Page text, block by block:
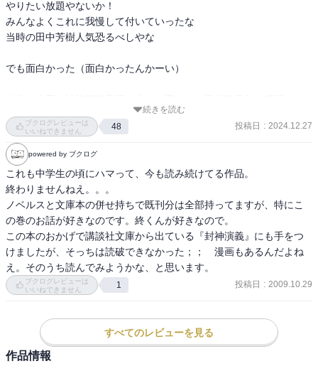
やりたい放題やないか！
みんなよくこれに我慢して付いていったな
当時の田中芳樹人気恐るべしやな
でも面白かった（面白かったんかーい）
物語なんですが、本作はその生まれ変わり前の竜王たちが宋の時代
の初期に人界で活躍する物語となっております
そして特になぜ生まれ変わることになったのかとかが語られるわけ
でもなく、ただただ田中芳樹さんがこの時代の中国を舞台にしたお
話が書きたかったんだなというだけの作品となっております（勝手
に断言）
しっかーし！わいは中国の歴史ものが大好ーきなので良しとする
むしろこのままこっちで良かったのだが次巻では現代日本に舞台が
戻るようである
哀しみ本線日本海である
続きを読む
ブクログレビューは
いいねできません
48 投稿日 : 2024.12.27
powered by ブクログ
これも中学生の頃にハマって、今も読み続けてる作品。
終わりませんねえ。。。
ノベルスと文庫本の併せ持ちで既刊分は全部持ってますが、特にこ
の巻のお話が好きなのです。終くんが好きなので。
この本のおかげで講談社文庫から出ている『封神演義』にも手をつ
けましたが、そっちは読破できなかった；；　漫画もあるんだよね
え。そのうち読んでみようかな、と思います。
ブクログレビューは
いいねできません
1 投稿日 : 2009.10.29
すべてのレビューを見る
作品情報